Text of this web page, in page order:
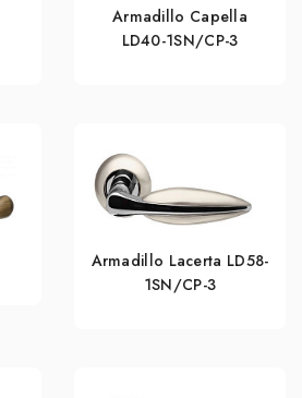
Armadillo Capella
LD40-1SN/CP-3
Armadillo Lacerta LD58-
1SN/CP-3